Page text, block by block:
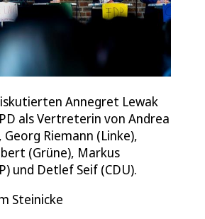
Annegret Lewak
als Vertreterin von Andrea
Riemann (Linke),
(Grüne), Markus
und Detlef Seif (CDU).
Steinicke